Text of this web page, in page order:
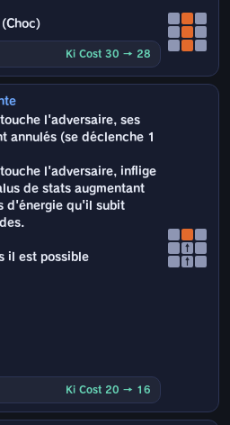
Ki Cost 30 → 28
l'adversaire, ses
annulés (se déclenche 1
l'adversaire, inflige
de stats augmentant
d'énergie qu'il subit
il est possible
Ki Cost 20 → 16
↑
↑